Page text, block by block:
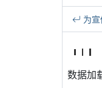
为
数据加